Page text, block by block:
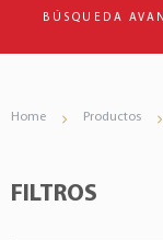
BÚSQUEDA
Home Productos
FILTROS